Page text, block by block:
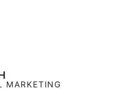
MARKETING